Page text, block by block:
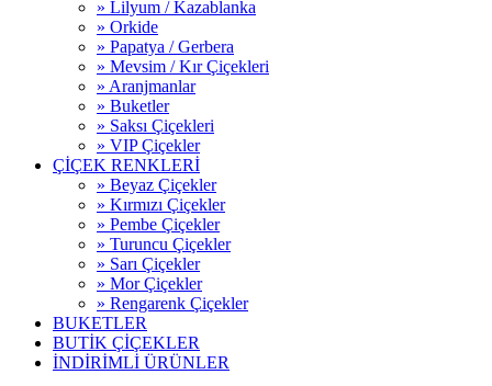
» Lilyum / Kazablanka
» Orkide
» Papatya / Gerbera
» Mevsim / Kır Çiçekleri
» Aranjmanlar
» Buketler
» Saksı Çiçekleri
» VIP Çiçekler
ÇİÇEK RENKLERİ
» Beyaz Çiçekler
» Kırmızı Çiçekler
» Pembe Çiçekler
» Turuncu Çiçekler
» Sarı Çiçekler
» Mor Çiçekler
» Rengarenk Çiçekler
BUKETLER
BUTİK ÇİÇEKLER
İNDİRİMLİ ÜRÜNLER